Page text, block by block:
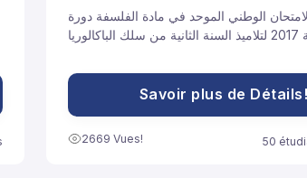
الوطني الموحد في مادة الفلسفة دورة
يونيو العادية 2017 لتلاميذ السنة الثانية من سلك الباكالوريا
السنة الثانية باكالوريا آداب على الاستعداد
الجيد لخوض غمار الامتحانات الوطنية الموحدة.
Savoir plus de Détails!
2669 Vues! 50